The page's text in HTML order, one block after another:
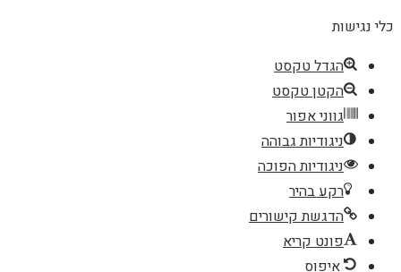
כלי נגישות
הגדל טקסט
הקטן טקסט
גווני אפור
ניגודיות גבוהה
ניגודיות הפוכה
רקע בהיר
הדגשת קישורים
פונט קריא
איפוס